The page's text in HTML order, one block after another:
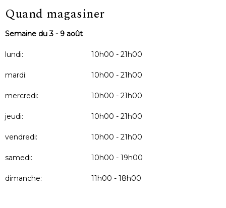
Quand magasiner
Semaine du 3 - 9 août
lundi: 10h00 - 21h00
mardi: 10h00 - 21h00
mercredi: 10h00 - 21h00
jeudi: 10h00 - 21h00
vendredi: 10h00 - 21h00
samedi: 10h00 - 19h00
dimanche: 11h00 - 18h00